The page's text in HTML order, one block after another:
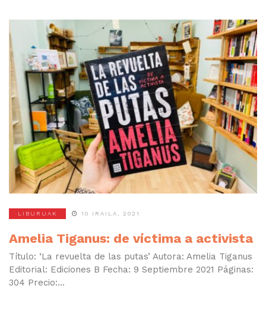
LIBURUAK 10 IRAILA, 2021
Amelia Tiganus: de víctima a activista
Título: ‘La revuelta de las putas’ Autora: Amelia Tiganus
Editorial: Ediciones B Fecha: 9 Septiembre 2021 Páginas:
304 Precio:...